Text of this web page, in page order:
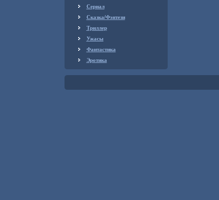
Сериал
Сказка/Фэнтези
Триллер
Ужасы
Фантастика
Эротика